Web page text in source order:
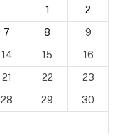
1
2
7 8
9
14 15
16
21 22
23
28 29
30